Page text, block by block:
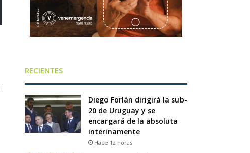
RECIENTES
Diego Forlán dirigirá la sub-
20 de Uruguay y se
encargará de la absoluta
interinamente
Hace 12 horas